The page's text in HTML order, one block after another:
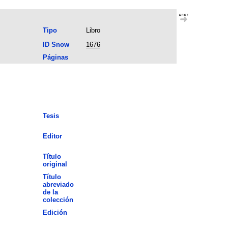
Tipo
Libro
ID Snow
1676
Páginas
Tesis
Editor
Título
original
Título
abreviado
de la
colección
Edición